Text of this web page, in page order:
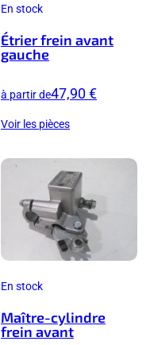
En stock
Étrier frein avant
gauche
à partir de47,90 €
Voir les pièces
En stock
Maître-cylindre
frein avant